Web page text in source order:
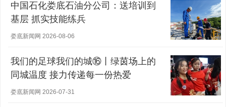
中国石化娄底石油分公司：送培训到
基层 抓实技能练兵
娄底新闻网 2026-08-06
我们的足球我们的城⑯丨绿茵场上的
同城温度 接力传递每一份热爱
娄底新闻网 2026-07-31